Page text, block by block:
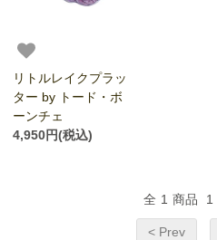
リトルレイクプラッ
ター by トード・ボ
ーンチェ
4,950円(税込)
全 1 商品 1
< Prev